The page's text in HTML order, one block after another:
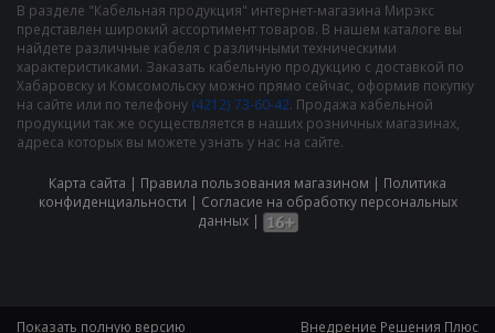
В разделе "Кабельная продукция" интернет-магазина Мирэкс
представлен широкий ассортимент товаров. В нашем каталоге вы
найдете различные кабеля с различными техническими
характеристиками. Заказать кабельную продукцию с доставкой по
Хабаровску и Комсомольску можно прямо сейчас, оформив покупку
на сайте или по телефону (4212) 73-60-42. Продажа кабельной
продукции так же осуществляется в наших розничных магазинах,
адреса которых вы можете узнать у нас на сайте.
Карта сайта | Правила пользования магазином | Политика
конфиденциальности | Cогласие на обработку персональных
данных|
Показать полную версию Внедрение Решения Плюс